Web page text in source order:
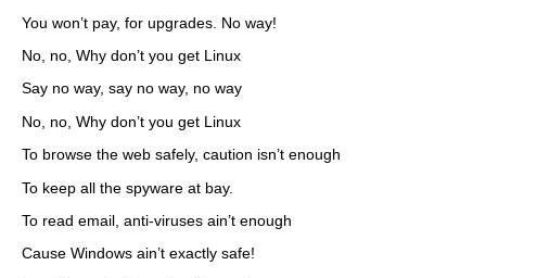
You won’t pay, for upgrades. No way!
No, no, Why don’t you get Linux
Say no way, say no way, no way
No, no, Why don’t you get Linux
To browse the web safely, caution isn’t enough
To keep all the spyware at bay.
To read email, anti-viruses ain’t enough
Cause Windows ain’t exactly safe!